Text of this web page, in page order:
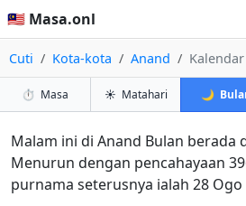
🇲🇾 Masa.onl
Cuti Kota-kota Anand
⏱️ Masa ☀️ Matahari 🌙
Malam ini di Anand Bulan berada
Menurun dengan pencahayaan
purnama seterusnya ialah 28 Ogo